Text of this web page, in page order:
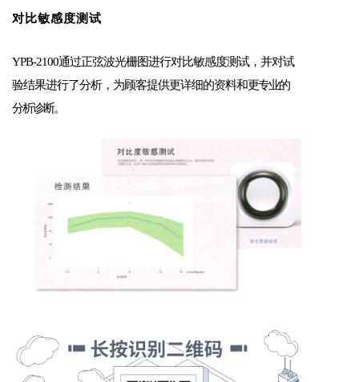
对比敏感度测试
YPB-2100通过正弦波光栅图进行对比敏感度测试，并对试
验结果进行了分析，为顾客提供更详细的资料和更专业的
分析诊断。